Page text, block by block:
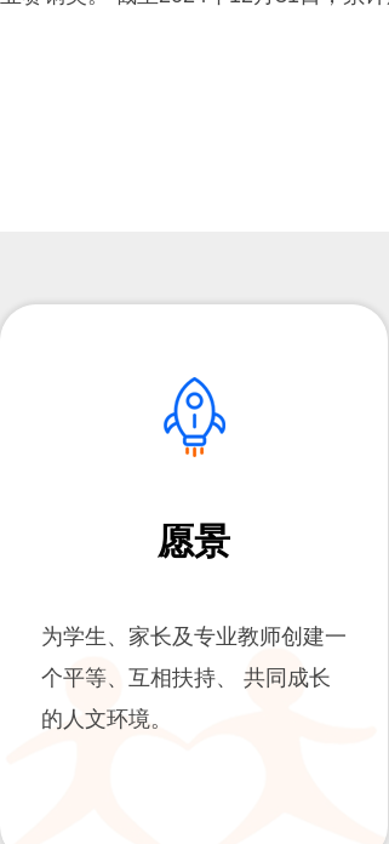
愿景
为学生、家长及专业教师创建一
个平等、互相扶持、 共同成长
的人文环境。